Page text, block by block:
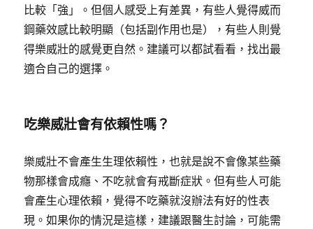
比較「強」。但個人感受上有差異，有些人覺得威而
鋼藥效感比較明顯（包括副作用也是），有些人則覺
得樂威壯的感覺更自然。建議可以都試看看，找出最
適合自己的選擇。
吃樂威壯會有依賴性嗎？
樂威壯不會產生生理依賴性，也就是說不會像某些藥
物那樣會成癮、不吃就會有戒斷症狀。但有些人可能
會產生心理依賴，覺得不吃藥就沒辦法有好的性表
現。如果你的情況是這樣，建議跟醫生討論，可能需